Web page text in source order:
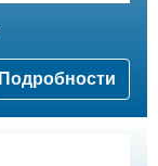
Подробности